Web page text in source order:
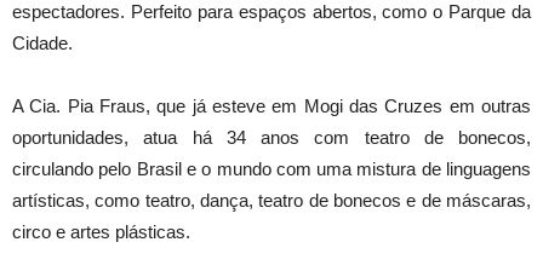
espectadores. Perfeito para espaços abertos, como o Parque da
Cidade.
A Cia. Pia Fraus, que já esteve em Mogi das Cruzes em outras
oportunidades, atua há 34 anos com teatro de bonecos,
circulando pelo Brasil e o mundo com uma mistura de linguagens
artísticas, como teatro, dança, teatro de bonecos e de máscaras,
circo e artes plásticas.